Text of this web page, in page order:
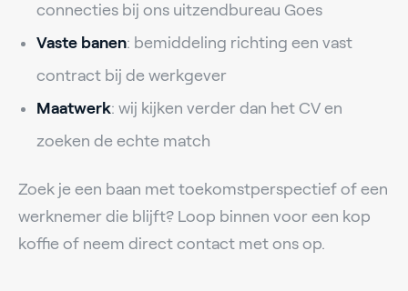
connecties bij ons uitzendbureau Goes
Vaste banen: bemiddeling richting een vast
contract bij de werkgever
Maatwerk: wij kijken verder dan het CV en
zoeken de echte match
Zoek je een baan met toekomstperspectief of een
werknemer die blijft? Loop binnen voor een kop
koffie of neem direct contact met ons op.